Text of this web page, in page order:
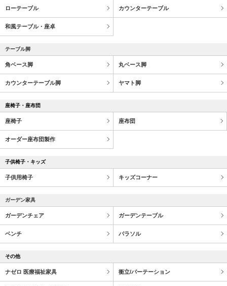
ローテーブル カウンターテーブル
和風テーブル・座卓
テーブル脚
角ベース脚 丸ベース脚
カウンターテーブル脚 ヤマト脚
座椅子・座布団
座椅子 座布団
オーダー座布団製作
子供椅子・キッズ
子供用椅子 キッズコーナー
ガーデン家具
ガーデンチェア ガーデンテーブル
ベンチ パラソル
その他
ナゼロ 医療福祉家具 衝立/パーテーション